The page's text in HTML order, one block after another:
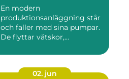
En modern
produktionsanläggning står
och faller med sina pumpar.
De flyttar vätskor,...
02. jun